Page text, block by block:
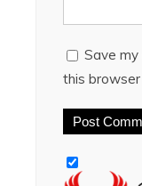
Save my
this